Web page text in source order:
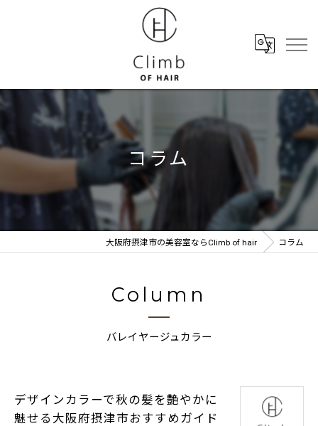
コラム
大阪府摂津市の美容室ならClimb of hair コラム
Column
バレイヤージュカラー
デザインカラーで秋の髪を艶やかに
魅せる大阪府摂津市おすすめガイド